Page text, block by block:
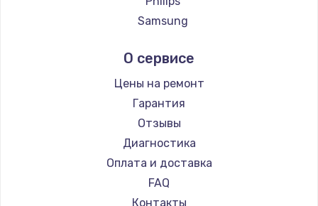
2500 руб.
Замена электроконфорки
1300 руб.
Заказать
Техобслуживание
900 руб.
Заказать
Samsung
Lexmark
Sharp
TSC
Fujitsu
Godex
О сервисе
Цены на ремонт
Гарантия
Отзывы
Диагностика
Оплата и доставка
FAQ
Контакты